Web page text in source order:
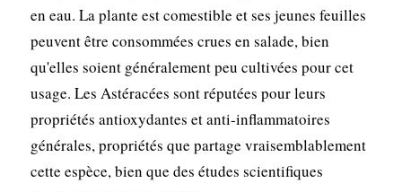
en eau. La plante est comestible et ses jeunes feuilles
peuvent être consommées crues en salade, bien
qu'elles soient généralement peu cultivées pour cet
usage. Les Astéracées sont réputées pour leurs
propriétés antioxydantes et anti-inflammatoires
générales, propriétés que partage vraisemblablement
cette espèce, bien que des études scientifiques